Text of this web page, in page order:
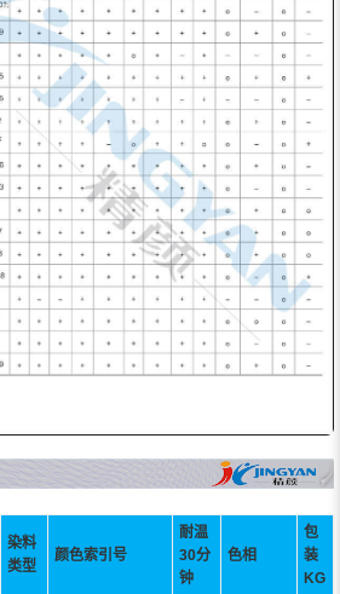
染料
类型
颜色索引号
耐温
30分
钟
色相
包
装
KG